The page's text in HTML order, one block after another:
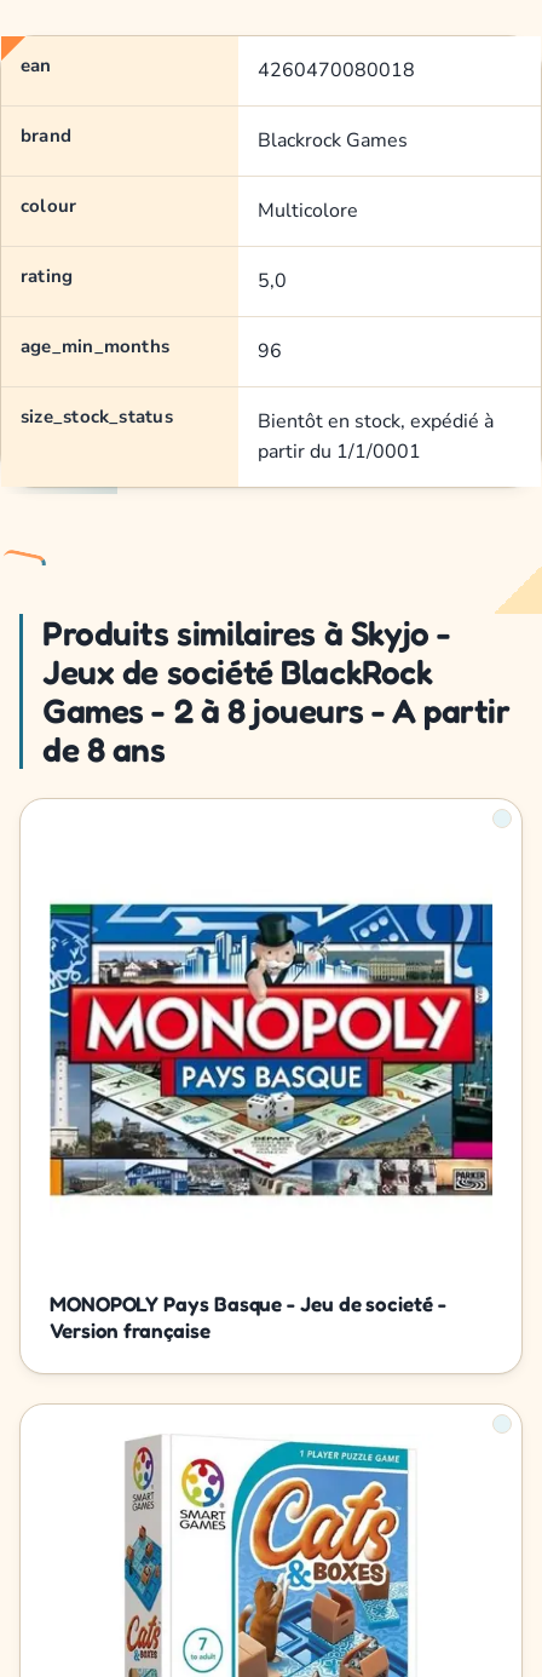
ean 4260470080018
brand Blackrock Games
colour Multicolore
rating 5,0
age_min_months 96
size_stock_status
Bientôt en stock, expédié à
partir du 1/1/0001
Produits similaires à Skyjo -
Jeux de société BlackRock
Games - 2 à 8 joueurs - A partir
de 8 ans
MONOPOLY Pays Basque - Jeu de societé -
Version française